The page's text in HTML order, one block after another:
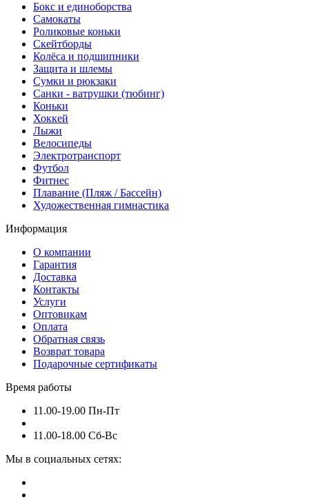
Бокс и единоборства
Самокаты
Роликовые коньки
Скейтборды
Колёса и подшипники
Защита и шлемы
Сумки и рюкзаки
Санки - ватрушки (тюбинг)
Коньки
Хоккей
Лыжи
Велосипеды
Электротранспорт
Футбол
Фитнес
Плавание (Пляж / Бассейн)
Художественная гимнастика
Информация
О компании
Гарантия
Доставка
Контакты
Услуги
Оптовикам
Оплата
Обратная связь
Возврат товара
Подарочные сертификаты
Время работы
11.00-19.00 Пн-Пт
11.00-18.00 Сб-Вс
Мы в социальных сетях: